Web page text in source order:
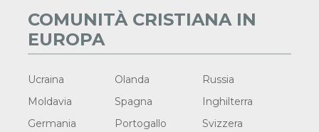
COMUNITÀ CRISTIANA IN
EUROPA
Ucraina Olanda
Russia
Moldavia
Spagna
Inghilterra
Germania
Portogallo
Svizzera